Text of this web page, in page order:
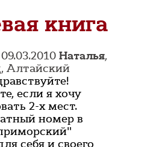
книга
Наталья,
Алтайский
если я хочу
2-х мест.
номер в
себя и своего